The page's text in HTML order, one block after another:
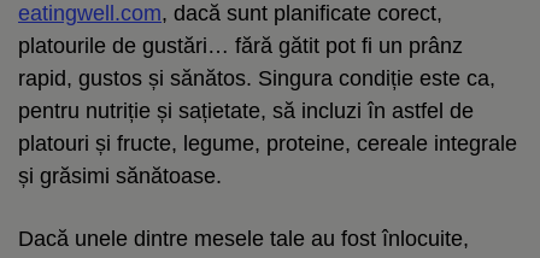
eatingwell.com, dacă sunt planificate corect,
platourile de gustări… fără gătit pot fi un prânz
rapid, gustos și sănătos. Singura condiție este ca,
pentru nutriție și sațietate, să incluzi în astfel de
platouri și fructe, legume, proteine, cereale integrale
și grăsimi sănătoase.
Dacă unele dintre mesele tale au fost înlocuite,